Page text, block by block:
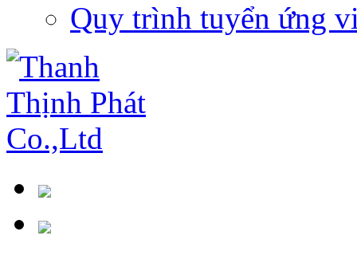
Quy trình tuyển ứng